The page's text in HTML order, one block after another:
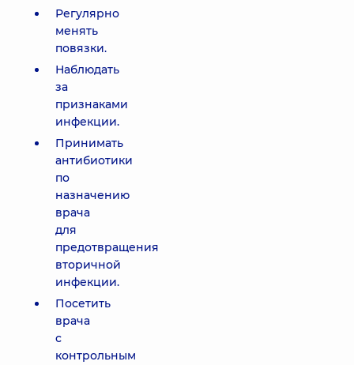
Регулярно
менять
повязки.
Наблюдать
за
признаками
инфекции.
Принимать
антибиотики
по
назначению
врача
для
предотвращения
вторичной
инфекции.
Посетить
врача
с
контрольным